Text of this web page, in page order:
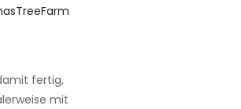
fertig,
mit